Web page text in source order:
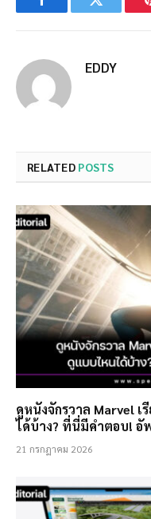
FacebookTwitter
EDDY
RELATED POSTS
ดูหนังจักรวาล Marvel เ
ได้บ้าง? ที่นี่มีคำตอบ! อั
21 กรกฎาคม 2026